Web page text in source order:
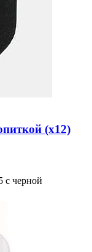
(х12)
с черной